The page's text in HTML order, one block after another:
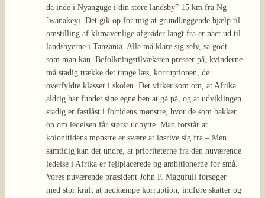
da inde i Nyanguge i din store landsby” 15 km fra Ng
´wanakeyi. Det gik op for mig at grundlæggende hjælp til
omstilling af klimavenlige afgrøder langt fra er nået ud til
landsbyerne i Tanzania. Alle må klare sig selv, så godt
som man kan. Befolkningstilvæksten presser på, kvinderne
må stadig trække det tunge læs, korruptionen, de
overfyldte klasser i skolen. Det virker som om, at Afrika
aldrig har fundet sine egne ben at gå på, og at udviklingen
stadig er fastlåst i fortidens mønstre, hvor de som bakker
op om ledelsen får størst udbytte. Man forstår at
kolonitidens mønstre er svære at løsrive sig fra – Men
samtidig kan det undre, at prioriteterne fra den nuværende
ledelse i Afrika er fejlplacerede og ambitionerne for små.
Vores nuværende præsident John P. Magufuli forsøger
med stor kraft at nedkæmpe korruption, indføre skatter og